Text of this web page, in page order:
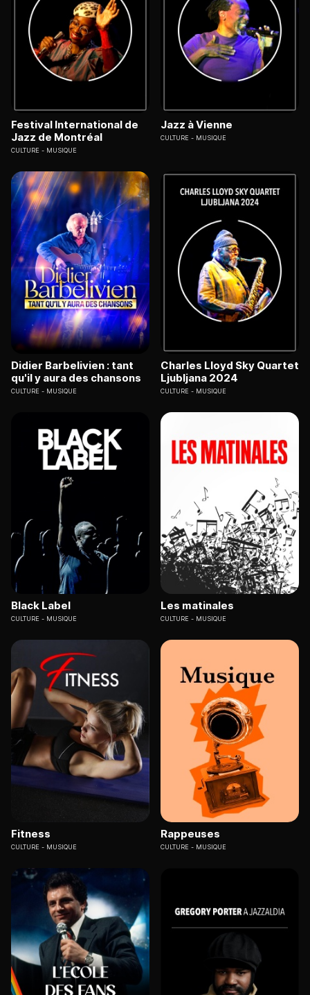
Festival International de
Jazz de Montréal
CULTURE MUSIQUE
Jazz à Vienne
CULTURE MUSIQUE
Didier Barbelivien : tant
qu'il y aura des chansons
CULTURE MUSIQUE
Charles Lloyd Sky Quartet
Ljubljana 2024
CULTURE MUSIQUE
Black Label
CULTURE MUSIQUE
Les matinales
CULTURE MUSIQUE
Fitness
CULTURE MUSIQUE
Rappeuses
CULTURE MUSIQUE